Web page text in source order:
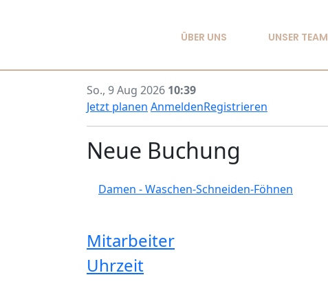
ÜBER UNS UNSER TEAM
So., 9 Aug 2026 10:39
Jetzt planen AnmeldenRegistrieren
Neue Buchung
Damen - Waschen-Schneiden-Föhnen
Mitarbeiter
Uhrzeit